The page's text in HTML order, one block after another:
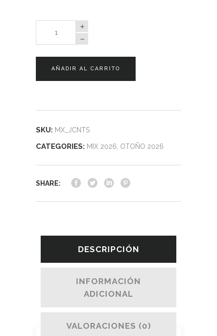
AÑADIR AL CARRITO
SKU: MX_JCNTS
CATEGORIES: MIX 2026 OTOÑO 2026
SHARE:
DESCRIPCIÓN
INFORMACIÓN
ADICIONAL
VALORACIONES (0)